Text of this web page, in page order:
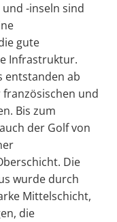
-inseln sind
gute
Infrastruktur.
entstanden ab
und
Bis zum
der Golf von
Die
wurde durch
Mittelschicht,
die